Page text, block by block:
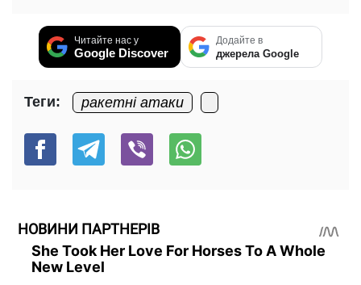
Читайте нас у
Google Discover
Додайте в
джерела Google
Теги: ракетні атаки
НОВИНИ ПАРТНЕРІВ
She Took Her Love For Horses To A Whole
New Level